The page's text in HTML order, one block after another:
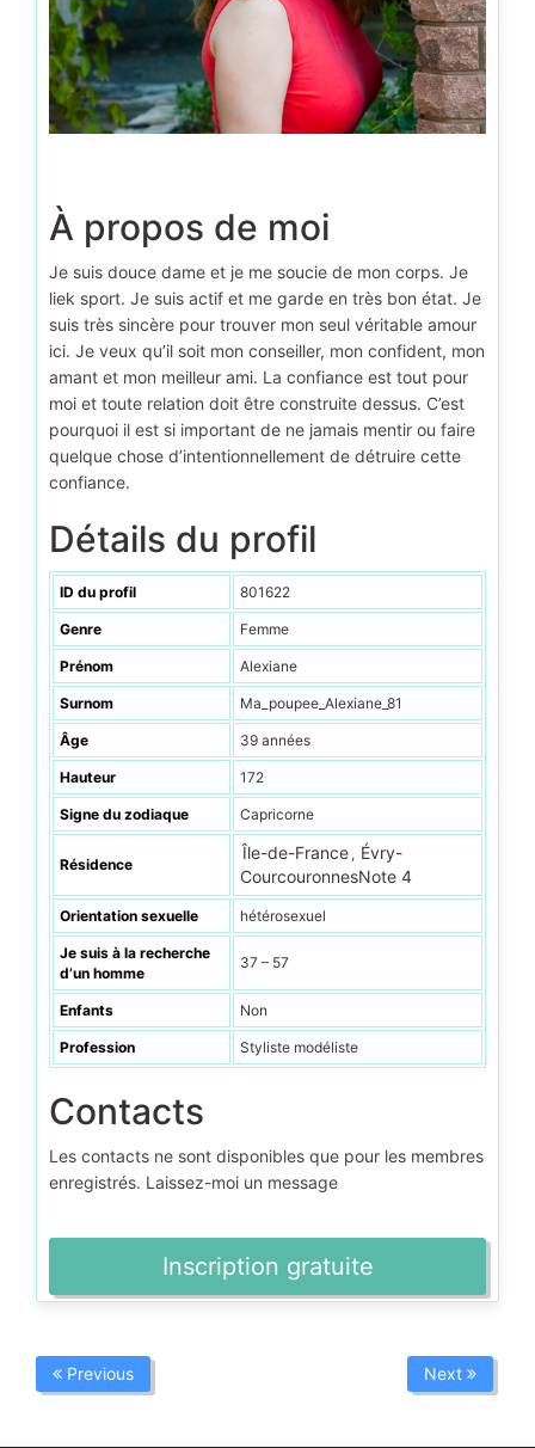
À propos de moi
Je suis douce dame et je me soucie de mon corps. Je
liek sport. Je suis actif et me garde en très bon état. Je
suis très sincère pour trouver mon seul véritable amour
ici. Je veux qu’il soit mon conseiller, mon confident, mon
amant et mon meilleur ami. La confiance est tout pour
moi et toute relation doit être construite dessus. C’est
pourquoi il est si important de ne jamais mentir ou faire
quelque chose d’intentionnellement de détruire cette
confiance.
Détails du profil
ID du profil 801622
Genre Femme
Prénom Alexiane
Surnom Ma_poupee_Alexiane_81
Âge 39 années
Hauteur 172
Signe du zodiaque Capricorne
Résidence
Île-de-France , Évry-
CourcouronnesNote 4
Orientation sexuelle hétérosexuel
Je suis à la recherche
d’un homme
37 – 57
Enfants Non
Profession Styliste modéliste
Contacts
Les contacts ne sont disponibles que pour les membres
enregistrés. Laissez-moi un message
Inscription gratuite
Previous Next